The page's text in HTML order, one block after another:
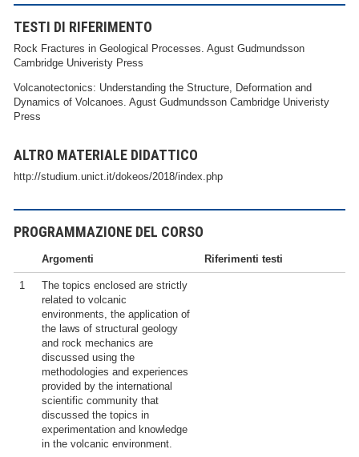
TESTI DI RIFERIMENTO
Rock Fractures in Geological Processes. Agust Gudmundsson
Cambridge Univeristy Press
Volcanotectonics: Understanding the Structure, Deformation and
Dynamics of Volcanoes. Agust Gudmundsson Cambridge Univeristy
Press
ALTRO MATERIALE DIDATTICO
http://studium.unict.it/dokeos/2018/index.php
PROGRAMMAZIONE DEL CORSO
Argomenti Riferimenti testi
1
The topics enclosed are strictly
related to volcanic
environments, the application of
the laws of structural geology
and rock mechanics are
discussed using the
methodologies and experiences
provided by the international
scientific community that
discussed the topics in
experimentation and knowledge
in the volcanic environment.